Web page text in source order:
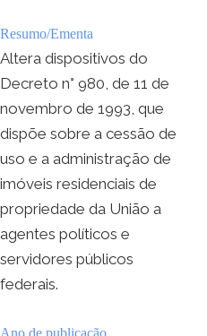
Resumo/Ementa
Altera dispositivos do
Decreto n° 980, de 11 de
novembro de 1993, que
dispõe sobre a cessão de
uso e a administração de
imóveis residenciais de
propriedade da União a
agentes políticos e
servidores públicos
federais.